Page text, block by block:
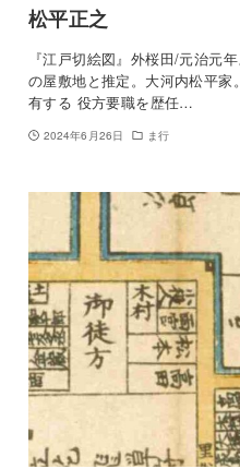
松平正之
『江戸切絵図』外桜田/元治元
の屋敷地と推定。大河内松平
有する 役方要職を歴任…
2024年6月26日 ま行